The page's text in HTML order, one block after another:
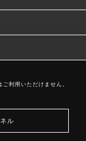
利用いただけません。
ル